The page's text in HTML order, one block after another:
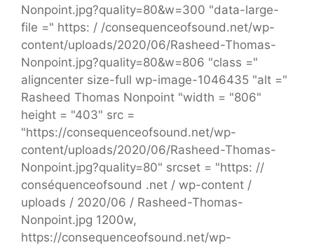
Nonpoint.jpg?quality=80&w=300 "data-large-
file =" https: / /consequenceofsound.net/wp-
content/uploads/2020/06/Rasheed-Thomas-
Nonpoint.jpg?quality=80&w=806 "class ="
aligncenter size-full wp-image-1046435 "alt ="
Rasheed Thomas Nonpoint "width = "806"
height = "403" src =
"https://consequenceofsound.net/wp-
content/uploads/2020/06/Rasheed-Thomas-
Nonpoint.jpg?quality=80" srcset = "https: //
conséquenceofsound .net / wp-content /
uploads / 2020/06 / Rasheed-Thomas-
Nonpoint.jpg 1200w,
https://consequenceofsound.net/wp-